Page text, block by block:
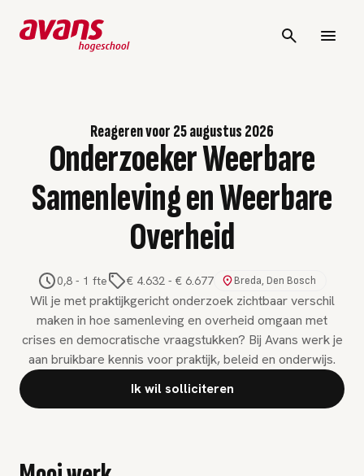
Reageren voor 25 augustus 2026
Onderzoeker Weerbare
Samenleving en Weerbare
Overheid
0,8 - 1 fte € 4.632 - € 6.677 Breda, Den Bosch
Wil je met praktijkgericht onderzoek zichtbaar verschil
maken in hoe samenleving en overheid omgaan met
crises en democratische vraagstukken? Bij Avans werk je
aan bruikbare kennis voor praktijk, beleid en onderwijs.
Ik wil solliciteren